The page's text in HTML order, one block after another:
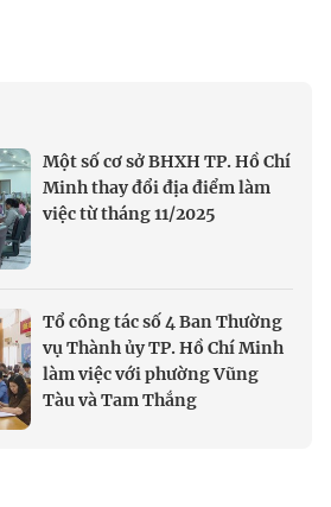
Một số cơ sở BHXH TP. Hồ Chí
Minh thay đổi địa điểm làm
việc từ tháng 11/2025
Tổ công tác số 4 Ban Thường
vụ Thành ủy TP. Hồ Chí Minh
làm việc với phường Vũng
Tàu và Tam Thắng